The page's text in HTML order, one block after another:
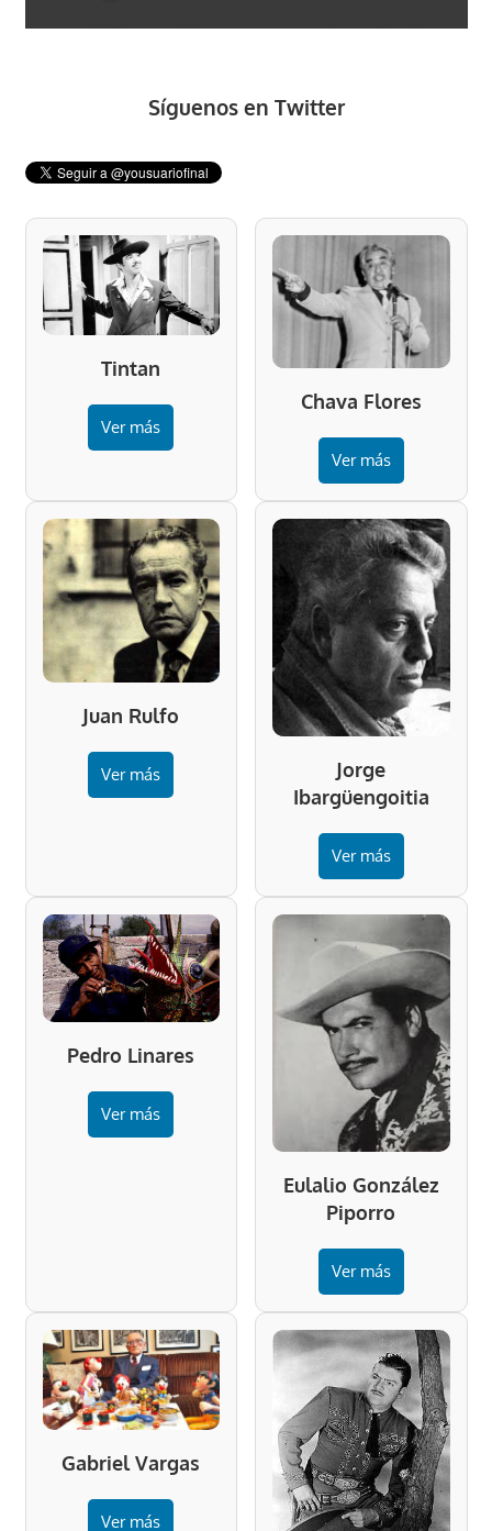
Síguenos en Twitter
Tintan
Ver más
Chava Flores
Ver más
Juan Rulfo
Ver más
Jorge
Ibargüengoitia
Ver más
Pedro Linares
Ver más
Eulalio González
Piporro
Ver más
Gabriel Vargas
Ver más